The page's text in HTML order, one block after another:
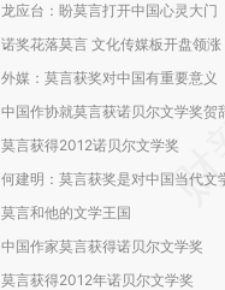
龙应台：盼莫言打开中国心灵大门
诺奖花落莫言 文化传媒板开盘领涨
外媒：莫言获奖对中国有重要意义
中国作协就莫言获诺贝尔文学奖贺
莫言获得2012诺贝尔文学奖
何建明：莫言获奖是对中国当代文
莫言和他的文学王国
中国作家莫言获得诺贝尔文学奖
莫言获得2012年诺贝尔文学奖